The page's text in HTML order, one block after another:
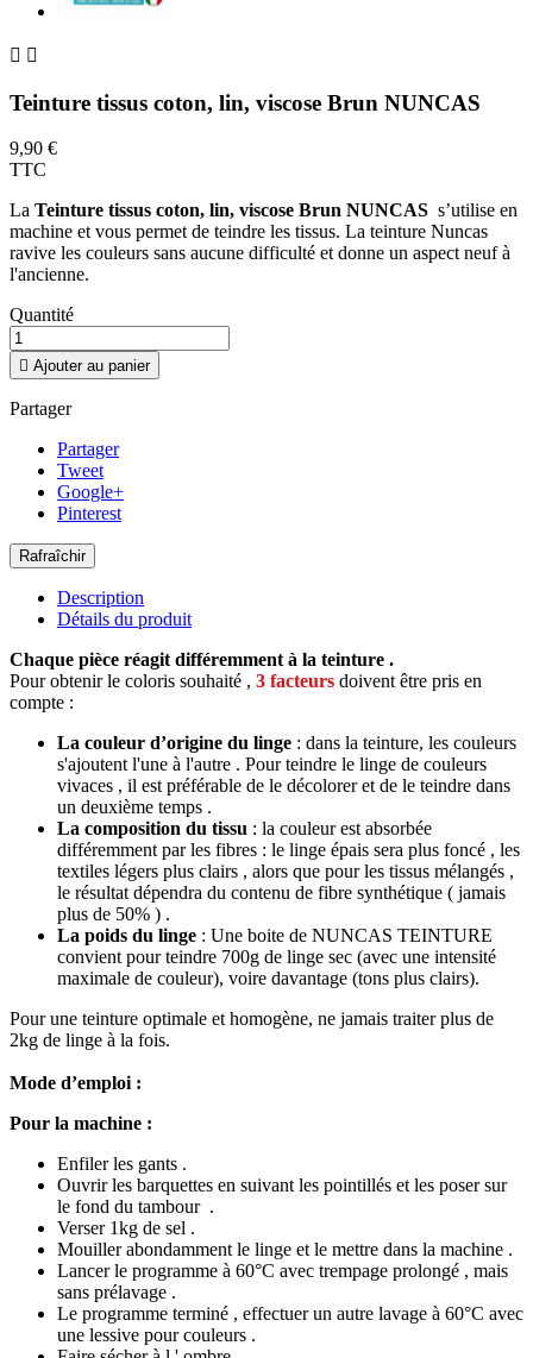
 
Teinture tissus coton, lin, viscose Brun NUNCAS
9,90 €
TTC
La Teinture tissus coton, lin, viscose Brun NUNCAS s’utilise en
machine et vous permet de teindre les tissus. La teinture Nuncas
ravive les couleurs sans aucune difficulté et donne un aspect neuf à
l'ancienne.
Quantité
 Ajouter au panier
Partager
Partager
Tweet
Google+
Pinterest
Description
Détails du produit
Chaque pièce réagit différemment à la teinture .
Pour obtenir le coloris souhaité , 3 facteurs doivent être pris en
compte :
La couleur d’origine du linge : dans la teinture, les couleurs
s'ajoutent l'une à l'autre . Pour teindre le linge de couleurs
vivaces , il est préférable de le décolorer et de le teindre dans
un deuxième temps .
La composition du tissu : la couleur est absorbée
différemment par les fibres : le linge épais sera plus foncé , les
textiles légers plus clairs , alors que pour les tissus mélangés ,
le résultat dépendra du contenu de fibre synthétique ( jamais
plus de 50% ) .
La poids du linge : Une boite de NUNCAS TEINTURE
convient pour teindre 700g de linge sec (avec une intensité
maximale de couleur), voire davantage (tons plus clairs).
Pour une teinture optimale et homogène, ne jamais traiter plus de
2kg de linge à la fois.
Mode d’emploi :
Pour la machine :
Enfiler les gants .
Ouvrir les barquettes en suivant les pointillés et les poser sur
le fond du tambour .
Verser 1kg de sel .
Mouiller abondamment le linge et le mettre dans la machine .
Lancer le programme à 60°C avec trempage prolongé , mais
sans prélavage .
Le programme terminé , effectuer un autre lavage à 60°C avec
une lessive pour couleurs .